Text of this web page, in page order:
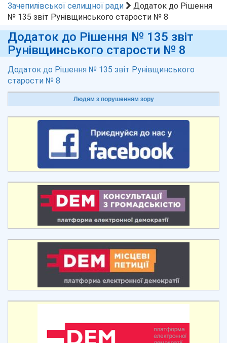
Зачепилівської селищної ради
Додаток до Рішення
№ 135 звіт Рунівщинського старости № 8
Додаток до Рішення № 135 звіт
Рунівщинського старости № 8
Додаток до Рішення № 135 звіт Рунівщинського
старости № 8
Людям з порушенням зору